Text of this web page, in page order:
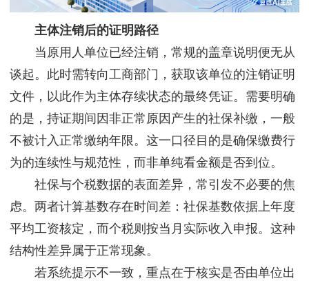
主体注销后的证明路径
当原用人单位已经注销，常规的盖章说明便无从
谈起。此时需转向工商部门，获取该单位的注销证明
文件，以此作为主体存续状态的最终凭证。需要明确
的是，持证期间因非正常原因产生的社保补缴，一般
不被计入正常缴纳年限。这一口径目的是确保缴费行
为的连续性与规范性，而非单纯看金额是否到位。
社保与个税数据的表面差异，常引发不必要的焦
虑。两者计算基数存在时间差：社保基数依据上年度
平均工资核定，而个税则按当月实际收入申报。这种
结构性差异属于正常现象。
若系统提示不一致，重点在于核实是否由单位出